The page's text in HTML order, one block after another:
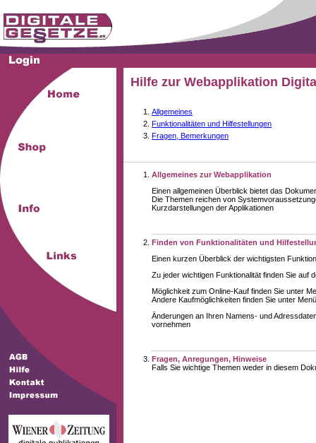
Hilfe zur Webapplikation
Allgemeines
Funktionalitäten und Hilfestellungen
Fragen, Bemerkungen
Allgemeines zur Webapplikation
Einen allgemeinen Überblick bietet das
Die Themen reichen von
Kurzdarstellungen der Applikationen
Finden von Funktionalitäten und
Einen kurzen Überblick der wichtigsten
Zu jeder wichtigen Funktionalität finden Sie auf
Möglichkeit zum Online-Kauf finden Sie unter
Andere Kaufmöglichkeiten finden Sie unter
Änderungen an Ihren Namens- und
vornehmen
Fragen, Anregungen, Hinweise
Falls Sie wichtige Themen weder in diesem